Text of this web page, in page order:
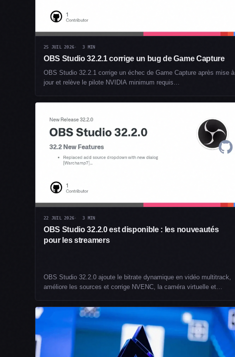
25 JUIL 2026 3 MIN
OBS Studio 32.2.1 corrige un bug de Game Capture
OBS Studio 32.2.1 corrige un échec de Game Capture après mise à
jour et relève le pilote NVIDIA minimum requis…
22 JUIL 2026 3 MIN
OBS Studio 32.2.0 est disponible : les nouveautés
pour les streamers
OBS Studio 32.2.0 ajoute le bitrate dynamique en vidéo multitrack,
améliore les sources et corrige NVENC, la caméra virtuelle et…